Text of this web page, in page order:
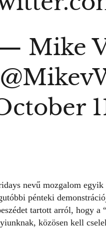
Mike
nevű mozgalom egyik
pénteki
tartott arról, hogy
közösen kell